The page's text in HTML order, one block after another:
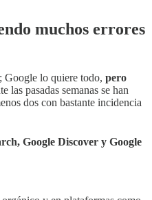
muchos errores
Google lo quiere todo, pero
las pasadas semanas se han
dos con bastante incidencia
Google Discover y Google